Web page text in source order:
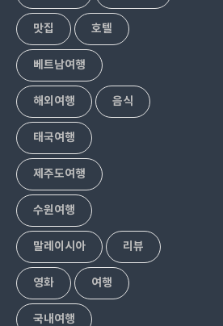
맛집 호텔
베트남여행
해외여행 음식
태국여행
제주도여행
수원여행
말레이시아 리뷰
영화 여행
국내여행